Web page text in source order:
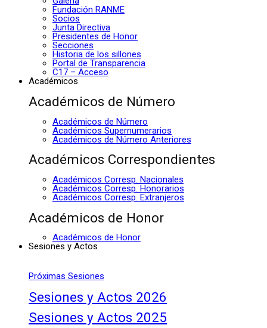
Fundación RANME
Socios
Junta Directiva
Presidentes de Honor
Secciones
Historia de los sillones
Portal de Transparencia
C17 – Acceso
Académicos
Académicos de Número
Académicos de Número
Académicos Supernumerarios
Académicos de Número Anteriores
Académicos Correspondientes
Académicos Corresp. Nacionales
Académicos Corresp. Honorarios
Académicos Corresp. Extranjeros
Académicos de Honor
Académicos de Honor
Sesiones y Actos
Próximas Sesiones
Sesiones y Actos 2026
Sesiones y Actos 2025